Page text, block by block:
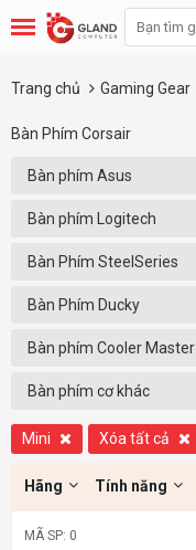
Trang chủ Gaming Gear
Bàn Phím Corsair
Bàn phím Asus
Bàn phím Logitech
Bàn Phím SteelSeries
Bàn Phím Ducky
Bàn phím Cooler Master
Bàn phím cơ khác
Mini Xóa tất cả
Hãng Tính năng
MÃ SP: 0